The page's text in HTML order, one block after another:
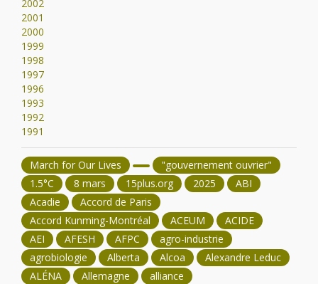
2002
2001
2000
1999
1998
1997
1996
1993
1992
1991
March for Our Lives
"gouvernement ouvrier"
1.5°C
8 mars 15plus.org 2025
ABI
Acadie
Accord de Paris
Accord Kunming-Montréal
ACEUM
ACIDE
AEI
AFESH AFPC
agro-industrie
agrobiologie
Alberta Alcoa
Alexandre Leduc
ALÉNA
Allemagne alliance